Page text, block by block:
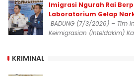
Imigrasi Ngurah Rai
Laboratorium Gelap
BADUNG (7/3/2026) – Tim
Keimigrasian (Inteldakim)
KRIMINAL